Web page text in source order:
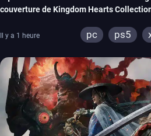
couverture de Kingdom Hearts
Il y a 1 heure pc ps5